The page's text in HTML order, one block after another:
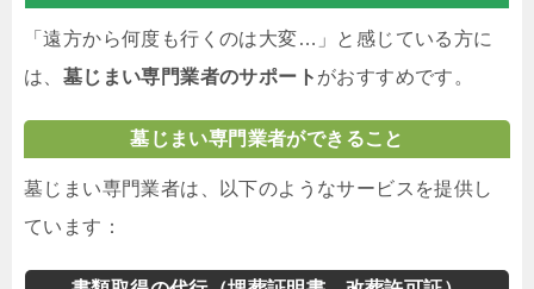
「遠方から何度も行くのは大変…」と感じている方に
は、 墓じまい専門業者のサポート がおすすめです。
墓じまい専門業者ができること
墓じまい専門業者は、以下のようなサービスを提供し
ています：